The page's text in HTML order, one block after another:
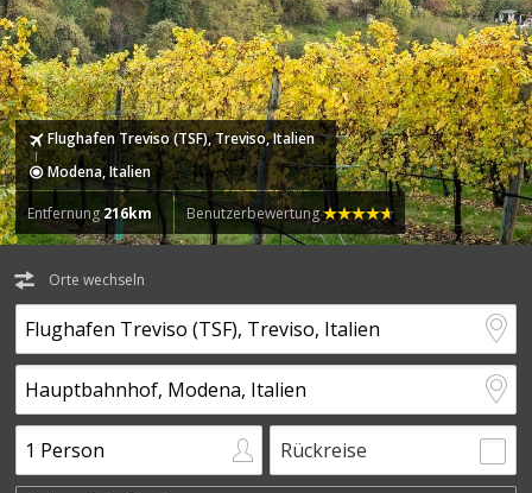
Flughafen Treviso (TSF), Treviso, Italien
Modena, Italien
Entfernung216km Benutzerbewertung
Orte wechseln
Rückreise